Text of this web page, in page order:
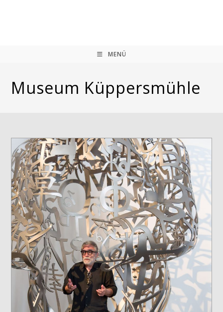
MENÜ
Museum Küppersmühle